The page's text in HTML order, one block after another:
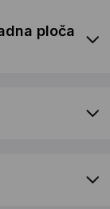
ploča